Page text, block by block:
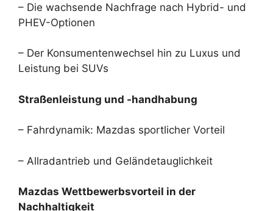
– Die wachsende Nachfrage nach Hybrid- und
PHEV-Optionen
– Der Konsumentenwechsel hin zu Luxus und
Leistung bei SUVs
Straßenleistung und -handhabung
– Fahrdynamik: Mazdas sportlicher Vorteil
– Allradantrieb und Geländetauglichkeit
Mazdas Wettbewerbsvorteil in der
Nachhaltigkeit